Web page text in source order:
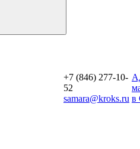
+7 (846) 277-10-
52
samara@kroks.ru в